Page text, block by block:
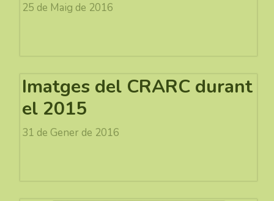
25 de Maig de 2016
Imatges del CRARC durant
el 2015
31 de Gener de 2016